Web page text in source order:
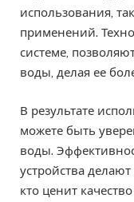
использования,
применений.
системе,
воды, делая ее
В результате
можете быть
воды.
устройства
кто ценит